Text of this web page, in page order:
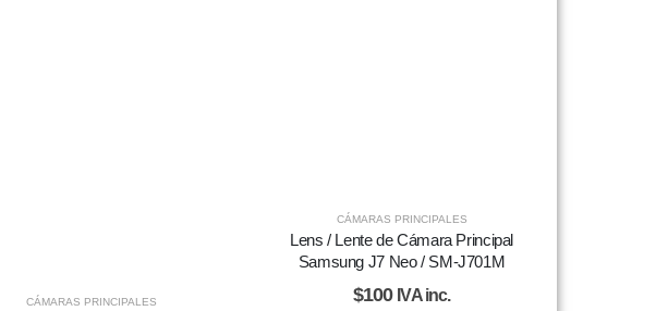
CÁMARAS PRINCIPALES
CÁMARAS PRINCIPALES
Lens / Lente de Cámara Principal
Samsung J7 Neo / SM-J701M
$100 IVA inc.